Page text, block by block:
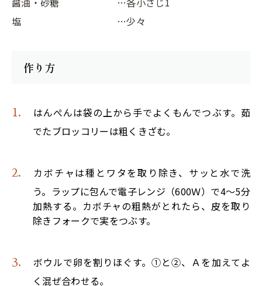
塩
…少々
作り方
はんぺんは袋の上から手でよくもんでつぶす。茹
でたブロッコリーは粗くきざむ。
カボチャは種とワタを取り除き、サッと水で洗
う。ラップに包んで電子レンジ（600Ｗ）で4～5分
加熱する。カボチャの粗熱がとれたら、皮を取り
除きフォークで実をつぶす。
ボウルで卵を割りほぐす。①と②、Ａを加えてよ
く混ぜ合わせる。